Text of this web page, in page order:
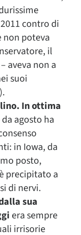
contro di
non poteva
il
aveva non a
suoi
In ottima
da agosto ha
in Iowa, da
posto,
precipitato a
di nervi.
sua
era sempre
irrisorie